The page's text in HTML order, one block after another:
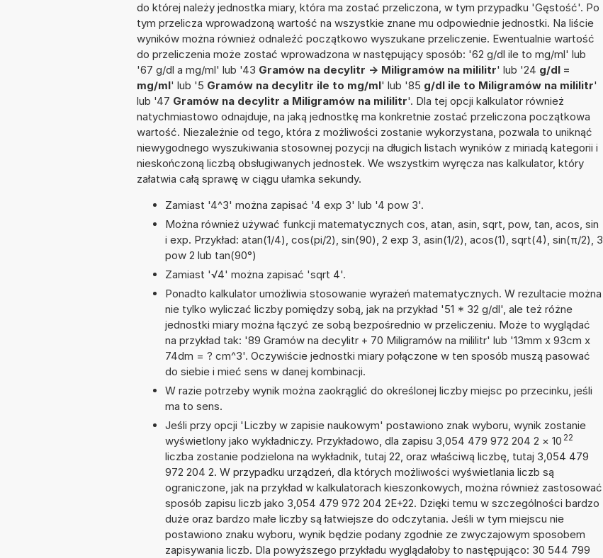
do której należy jednostka miary, która ma zostać przeliczona, w tym przypadku 'Gęstość'. Po
tym przelicza wprowadzoną wartość na wszystkie znane mu odpowiednie jednostki. Na liście
wyników można również odnaleźć początkowo wyszukane przeliczenie. Ewentualnie wartość
do przeliczenia może zostać wprowadzona w następujący sposób: '62 g/dl ile to mg/ml' lub
'67 g/dl a mg/ml' lub '43 Gramów na decylitr -> Miligramów na mililitr' lub '24 g/dl =
mg/ml' lub '5 Gramów na decylitr ile to mg/ml' lub '85 g/dl ile to Miligramów na mililitr'
lub '47 Gramów na decylitr a Miligramów na mililitr'. Dla tej opcji kalkulator również
natychmiastowo odnajduje, na jaką jednostkę ma konkretnie zostać przeliczona początkowa
wartość. Niezależnie od tego, która z możliwości zostanie wykorzystana, pozwala to uniknąć
niewygodnego wyszukiwania stosownej pozycji na długich listach wyników z miriadą kategorii i
nieskończoną liczbą obsługiwanych jednostek. We wszystkim wyręcza nas kalkulator, który
załatwia całą sprawę w ciągu ułamka sekundy.
Zamiast '4^3' można zapisać '4 exp 3' lub '4 pow 3'.
Można również używać funkcji matematycznych cos, atan, asin, sqrt, pow, tan, acos, sin
i exp. Przykład: atan(1/4), cos(pi/2), sin(90), 2 exp 3, asin(1/2), acos(1), sqrt(4), sin(π/2), 3
pow 2 lub tan(90°)
Zamiast '√4' można zapisać 'sqrt 4'.
Ponadto kalkulator umożliwia stosowanie wyrażeń matematycznych. W rezultacie można
nie tylko wyliczać liczby pomiędzy sobą, jak na przykład '51 * 32 g/dl', ale też różne
jednostki miary można łączyć ze sobą bezpośrednio w przeliczeniu. Może to wyglądać
na przykład tak: '89 Gramów na decylitr + 70 Miligramów na mililitr' lub '13mm x 93cm x
74dm = ? cm^3'. Oczywiście jednostki miary połączone w ten sposób muszą pasować
do siebie i mieć sens w danej kombinacji.
W razie potrzeby wynik można zaokrąglić do określonej liczby miejsc po przecinku, jeśli
ma to sens.
Jeśli przy opcji 'Liczby w zapisie naukowym' postawiono znak wyboru, wynik zostanie
wyświetlony jako wykładniczy. Przykładowo, dla zapisu 3,054 479 972 204 2 × 10 22
liczba zostanie podzielona na wykładnik, tutaj 22, oraz właściwą liczbę, tutaj 3,054 479
972 204 2. W przypadku urządzeń, dla których możliwości wyświetlania liczb są
ograniczone, jak na przykład w kalkulatorach kieszonkowych, można również zastosować
sposób zapisu liczb jako 3,054 479 972 204 2E+22. Dzięki temu w szczególności bardzo
duże oraz bardzo małe liczby są łatwiejsze do odczytania. Jeśli w tym miejscu nie
postawiono znaku wyboru, wynik będzie podany zgodnie ze zwyczajowym sposobem
zapisywania liczb. Dla powyższego przykładu wyglądałoby to następująco: 30 544 799